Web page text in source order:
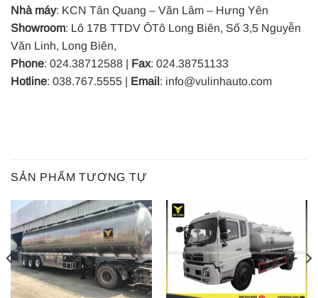
Nhà máy: KCN Tân Quang – Văn Lâm – Hưng Yên
Showroom: Lô 17B TTDV ÔTô Long Biên, Số 3,5 Nguyễn
Văn Linh, Long Biên,
Phone: 024.38712588 | Fax: 024.38751133
Hotline: 038.767.5555 | Email : info@vulinhauto.com
SẢN PHẨM TƯƠNG TỰ